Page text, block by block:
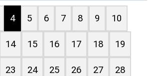
4 5 6 7 8 9 10
14 15 16 17 18 19
23 24 25 26 27 28